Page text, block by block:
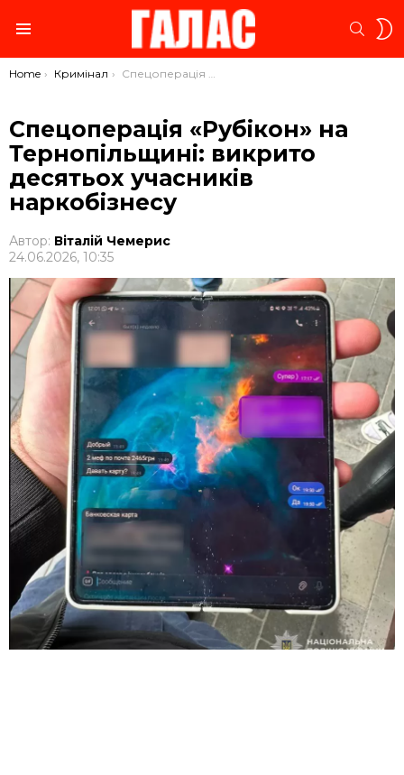
You are here:
Home Кримінал Спецоперація «Рубікон» на Тернопільщині: викрито десятьох учасників наркобізнесу
Спецоперація «Рубікон» на
Тернопільщині: викрито
десятьох учасників
наркобізнесу
Автор: Віталій Чемерис
24.06.2026, 10:35